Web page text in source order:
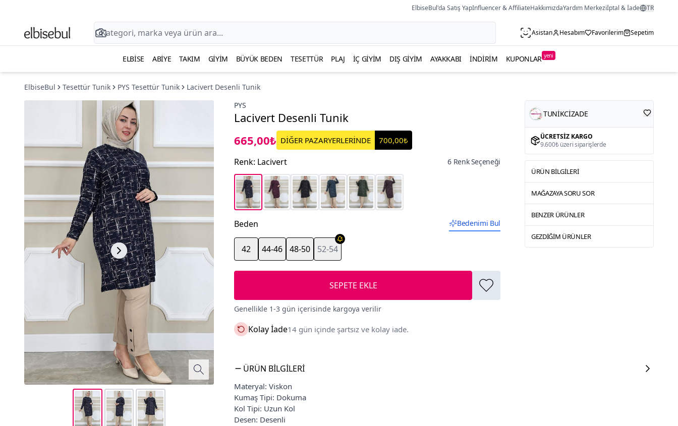
ElbiseBul'da Satış YapInfluencer & AffiliateHakkımızdaYardım Merkeziİptal & İade TR
Asistan Hesabım Favorilerim Sepetim
ELBISE ABIYE TAKIM GIYIM BÜYÜK BEDEN TESETTÜR PLAJ İÇ GIYIM DIŞ GIYIM AYAKKABI İNDIRIM KUPONLAR yeni
ElbiseBul Tesettür Tunik PYS Tesettür Tunik
Lacivert Desenli Tunik
PYS
Lacivert Desenli Tunik
665,00₺ DİĞER PAZARYERLERİNDE 700,00₺
Renk: Lacivert 6 Renk Seçeneği
Beden Bedenimi Bul
42 44-46 48-50 52-54
SEPETE EKLE
Genellikle 1-3 gün içerisinde kargoya verilir
Kolay İade14 gün içinde şartsız ve kolay iade.
TUNİKCİZADE
ÜCRETSIZ KARGO
9.600₺ üzeri siparişlerde
ÜRÜN BILGILERI
MAĞAZAYA SORU SOR
BENZER ÜRÜNLER
GEZDIĞIM ÜRÜNLER
ÜRÜN BILGILERI
Materyal: Viskon
Kumaş Tipi: Dokuma
Kol Tipi: Uzun Kol
Desen: Desenli